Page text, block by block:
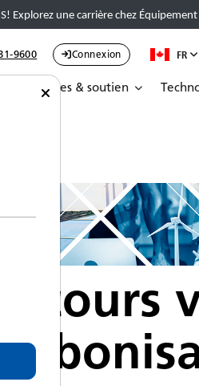
Explorez une carrière chez Équipement
9600 Connexion FR
Services & soutien